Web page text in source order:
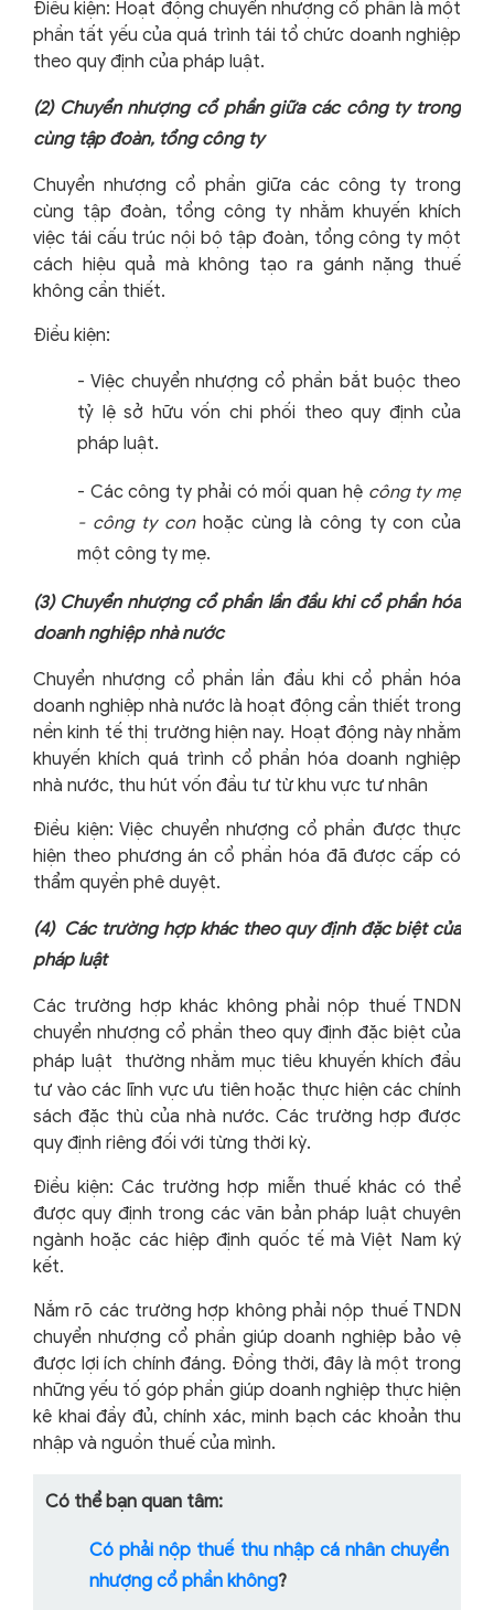
Điều kiện: Hoạt động chuyển nhượng cổ phần là một
phần tất yếu của quá trình tái tổ chức doanh nghiệp
theo quy định của pháp luật.
(2) Chuyển nhượng cổ phần giữa các công ty trong
cùng tập đoàn, tổng công ty
Chuyển nhượng cổ phần giữa các công ty trong
cùng tập đoàn, tổng công ty nhằm khuyến khích
việc tái cấu trúc nội bộ tập đoàn, tổng công ty một
cách hiệu quả mà không tạo ra gánh nặng thuế
không cần thiết.
Điều kiện:
- Việc chuyển nhượng cổ phần bắt buộc theo
tỷ lệ sở hữu vốn chi phối theo quy định của
pháp luật.
- Các công ty phải có mối quan hệ công ty mẹ
- công ty conhoặc cùng là công ty con của
một công ty mẹ.
(3) Chuyển nhượng cổ phần lần đầu khi cổ phần hóa
doanh nghiệp nhà nước
Chuyển nhượng cổ phần lần đầu khi cổ phần hóa
doanh nghiệp nhà nước là hoạt động cần thiết trong
nền kinh tế thị trường hiện nay. Hoạt động này nhằm
khuyến khích quá trình cổ phần hóa doanh nghiệp
nhà nước, thu hút vốn đầu tư từ khu vực tư nhân
Điều kiện: Việc chuyển nhượng cổ phần được thực
hiện theo phương án cổ phần hóa đã được cấp có
thẩm quyền phê duyệt.
(4) Các trường hợp khác theo quy định đặc biệt của
pháp luật
Các trường hợp khác không phải nộp thuế TNDN
chuyển nhượng cổ phần theo quy định đặc biệt của
pháp luật
thường nhằm mục tiêu khuyến khích đầu
tư vào các lĩnh vực ưu tiên hoặc thực hiện các chính
sách đặc thù của nhà nước. Các trường hợp được
quy định riêng đối với từng thời kỳ.
Điều kiện: Các trường hợp miễn thuế khác có thể
được quy định trong các văn bản pháp luật chuyên
ngành hoặc các hiệp định quốc tế mà Việt Nam ký
kết.
Nắm rõ các trường hợp không phải nộp thuế TNDN
chuyển nhượng cổ phần giúp doanh nghiệp bảo vệ
được lợi ích chính đáng. Đồng thời, đây là một trong
những yếu tố góp phần giúp doanh nghiệp thực hiện
kê khai đầy đủ, chính xác, minh bạch các khoản thu
nhập và nguồn thuế của mình.
Có thể bạn quan tâm:
Có phải nộp thuế thu nhập cá nhân chuyển
nhượng cổ phần không?